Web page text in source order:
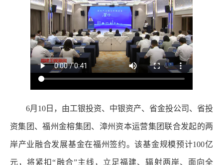
6月10日，由工银投资、中银资产、省金投公司、省投
资集团、福州金榕集团、漳州资本运营集团联合发起的两
岸产业融合发展基金在福州签约。该基金规模预计100亿
元，将紧扣“融合”主线，立足福建、辐射两岸、面向全